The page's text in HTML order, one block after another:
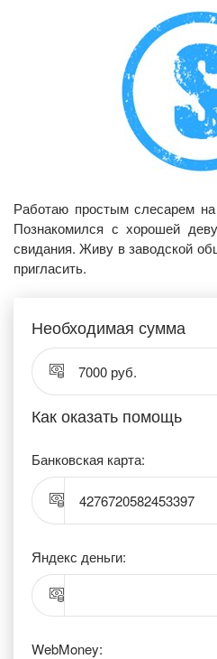
Работаю простым слесарем на
Познакомился с хорошей
свидания. Живу в заводской
пригласить.
Необходимая сумма
7000 руб.
Как оказать помощь
Банковская карта:
4276720582453397
Яндекс деньги:
WebMoney: